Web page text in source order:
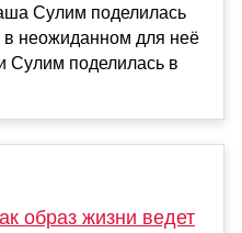
Сулим поделилась
в неожиданном для неё
Сулим поделилась в
образ жизни ведет